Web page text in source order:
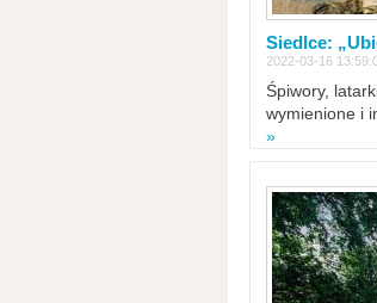
Siedlce:
2022-03-16
Śpiwory,
wymienione i
»